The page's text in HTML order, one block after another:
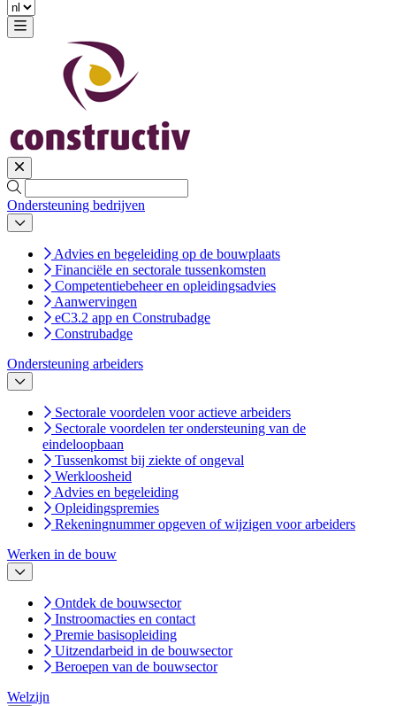
Ondersteuning bedrijven
Advies en begeleiding op de bouwplaats
Financiële en sectorale tussenkomsten
Competentiebeheer en opleidingsadvies
Aanwervingen
eC3.2 app en Construbadge
Construbadge
Ondersteuning arbeiders
Sectorale voordelen voor actieve arbeiders
Sectorale voordelen ter ondersteuning van de
eindeloopbaan
Tussenkomst bij ziekte of ongeval
Werkloosheid
Advies en begeleiding
Opleidingspremies
Rekeningnummer opgeven of wijzigen voor arbeiders
Werken in de bouw
Ontdek de bouwsector
Instroomacties en contact
Premie basisopleiding
Uitzendarbeid in de bouwsector
Beroepen van de bouwsector
Welzijn